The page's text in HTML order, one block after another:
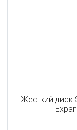
Жесткий диск